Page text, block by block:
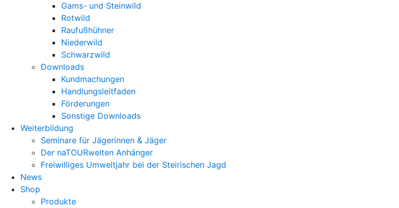
Gams- und Steinwild
Rotwild
Raufußhühner
Niederwild
Schwarzwild
Downloads
Kundmachungen
Handlungsleitfaden
Förderungen
Sonstige Downloads
Weiterbildung
Seminare für Jägerinnen & Jäger
Der naTOURwelten Anhänger
Freiwilliges Umweltjahr bei der Steirischen Jagd
News
Shop
Produkte